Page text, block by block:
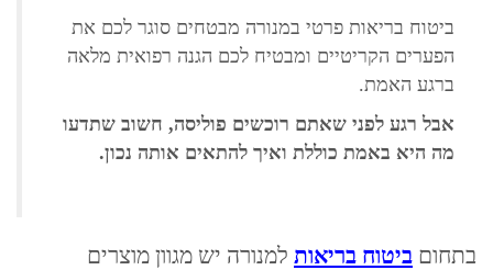
ביטוח בריאות פרטי במנורה מבטחים סוגר לכם את
הפערים הקריטיים ומבטיח לכם הגנה רפואית מלאה
ברגע האמת.
אבל רגע לפני שאתם רוכשים פוליסה, חשוב שתדעו
מה היא באמת כוללת ואיך להתאים אותה נכון.
בתחום ביטוח בריאות למנורה יש מגוון מוצרים